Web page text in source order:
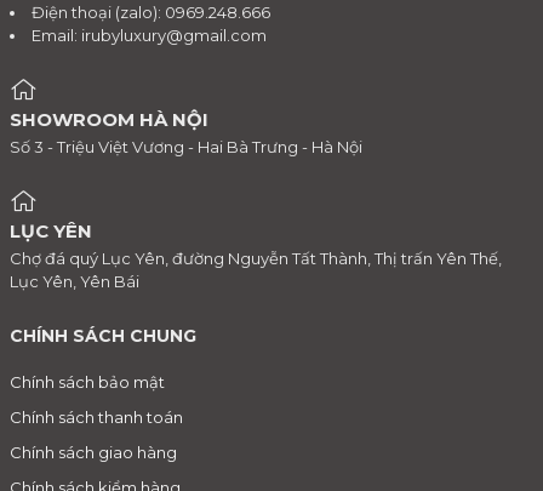
Điện thoại (zalo): 0969.248.666
Email: irubyluxury@gmail.com
SHOWROOM HÀ NỘI
Số 3 - Triệu Việt Vương - Hai Bà Trưng - Hà Nội
LỤC YÊN
Chợ đá quý Lục Yên, đường Nguyễn Tất Thành, Thị trấn Yên Thế,
Lục Yên, Yên Bái
CHÍNH SÁCH CHUNG
Chính sách bảo mật
Chính sách thanh toán
Chính sách giao hàng